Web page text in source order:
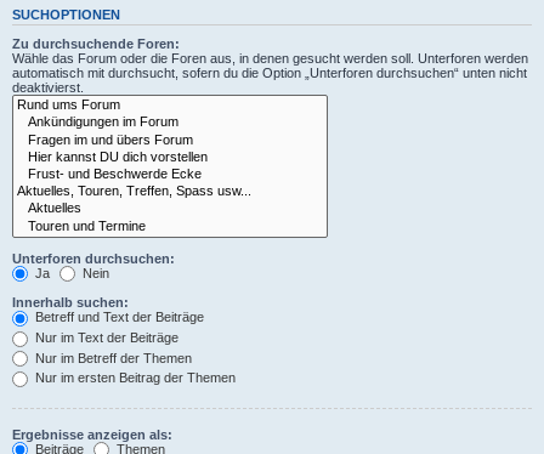
SUCHOPTIONEN
Zu durchsuchende Foren:
Wähle das Forum oder die Foren aus, in denen gesucht werden soll. Unterforen werden
automatisch mit durchsucht, sofern du die Option „Unterforen durchsuchen“ unten nicht
deaktivierst.
Unterforen durchsuchen:
Ja
Nein
Innerhalb suchen:
Betreff und Text der Beiträge
Nur im Text der Beiträge
Nur im Betreff der Themen
Nur im ersten Beitrag der Themen
Ergebnisse anzeigen als:
Beiträge
Themen